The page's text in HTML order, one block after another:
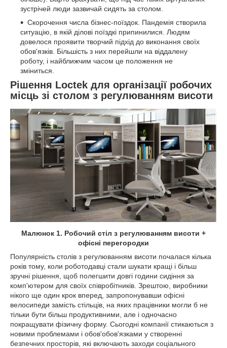
зустрічей люди зазвичай сидять за столом.
Скорочення числа бізнес-поїздок. Пандемія створила
ситуацію, в якій ділові поїздкі припинилися. Людям
довелося проявити творчий підхід до виконання своїх
обов'язків. Більшість з них перейшли на віддалену
роботу, і найближчим часом це положення не
зміниться.
Рішення Loctek для організації робочих
місць зі столом з регулюванням висоти
Малюнок 1. Робочий стіл з регулюванням висоти +
офісні перегородки
Популярність столів з регулюванням висоти почалася кілька
років тому, коли роботодавці стали шукати кращі і більш
зручні рішення, щоб полегшити довгі години сидіння за
комп'ютером для своїх співробітників. Зрештою, виробники
нікого ще один крок вперед, запропонувавши офісні
велосипеди замість стільців, на яких працівники могли б не
тільки бути більш продуктивними, але і одночасно
покращувати фізичну форму. Сьогодні компанії стикаються з
новими проблемами і обов'обов'язками у створенні
безпечних просторів, які включають заходи соціального